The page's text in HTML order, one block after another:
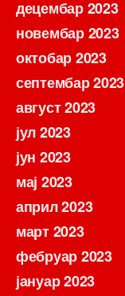
децембар 2023
новембар 2023
октобар 2023
септембар 2023
август 2023
јул 2023
јун 2023
мај 2023
април 2023
март 2023
фебруар 2023
јануар 2023